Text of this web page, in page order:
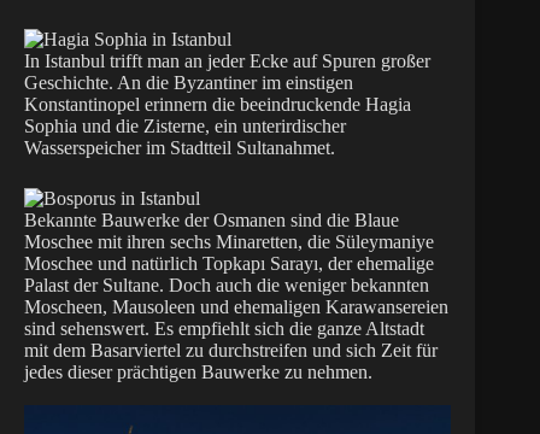
In Istanbul trifft man an jeder Ecke auf Spuren großer
Geschichte. An die Byzantiner im einstigen
Konstantinopel erinnern die beeindruckende Hagia
Sophia und die Zisterne, ein unterirdischer
Wasserspeicher im Stadtteil Sultanahmet.
Bekannte Bauwerke der Osmanen sind die Blaue
Moschee mit ihren sechs Minaretten, die Süleymaniye
Moschee und natürlich Topkapı Sarayı, der ehemalige
Palast der Sultane. Doch auch die weniger bekannten
Moscheen, Mausoleen und ehemaligen Karawansereien
sind sehenswert. Es empfiehlt sich die ganze Altstadt
mit dem Basarviertel zu durchstreifen und sich Zeit für
jedes dieser prächtigen Bauwerke zu nehmen.